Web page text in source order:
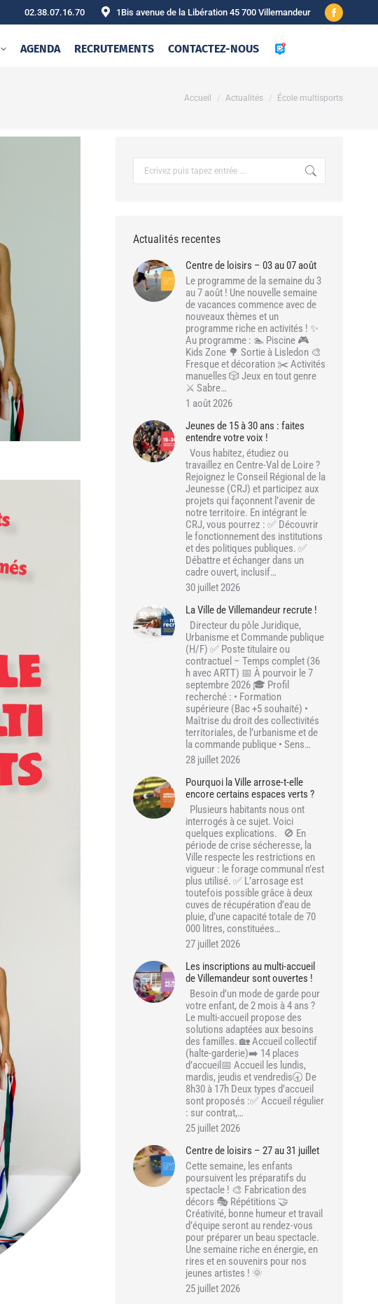
02.38.07.16.70 1Bis avenue de la Libération 45 700 Villemandeur
Facebook
new
AGENDA RECRUTEMENTS CONTACTEZ-NOUS
Vous êtes ici :
Accueil Actualités École multisports
Actualités recentes
Centre de loisirs – 03 au 07 août
Le programme de la semaine du 3
au 7 août ! Une nouvelle semaine
de vacances commence avec de
nouveaux thèmes et un
programme riche en activités ! ✨
Au programme : 🏊 Piscine 🎮
Kids Zone 🌳 Sortie à Lisledon 🎨
Fresque et décoration ✂️ Activités
manuelles 🎲 Jeux en tout genre
⚔️ Sabre…
1 août 2026
Jeunes de 15 à 30 ans : faites
entendre votre voix !
Vous habitez, étudiez ou
travaillez en Centre-Val de Loire ?
Rejoignez le Conseil Régional de la
Jeunesse (CRJ) et participez aux
projets qui façonnent l’avenir de
notre territoire. En intégrant le
CRJ, vous pourrez : ✅ Découvrir
le fonctionnement des institutions
et des politiques publiques. ✅
Débattre et échanger dans un
cadre ouvert, inclusif…
30 juillet 2026
La Ville de Villemandeur recrute !
Directeur du pôle Juridique,
Urbanisme et Commande publique
(H/F) ✅ Poste titulaire ou
contractuel – Temps complet (36
h avec ARTT) 📅 À pourvoir le 7
septembre 2026 🎓 Profil
recherché : • Formation
supérieure (Bac +5 souhaité) •
Maîtrise du droit des collectivités
territoriales, de l’urbanisme et de
la commande publique • Sens…
28 juillet 2026
Pourquoi la Ville arrose-t-elle
encore certains espaces verts ?
Plusieurs habitants nous ont
interrogés à ce sujet. Voici
quelques explications. 🚫 En
période de crise sécheresse, la
Ville respecte les restrictions en
vigueur : le forage communal n’est
plus utilisé. ✅ L’arrosage est
toutefois possible grâce à deux
cuves de récupération d’eau de
pluie, d’une capacité totale de 70
000 litres, constituées…
27 juillet 2026
Les inscriptions au multi-accueil
de Villemandeur sont ouvertes !
Besoin d’un mode de garde pour
votre enfant, de 2 mois à 4 ans ?
Le multi-accueil propose des
solutions adaptées aux besoins
des familles. 🏡 Accueil collectif
(halte-garderie)➡️ 14 places
d’accueil📅 Accueil les lundis,
mardis, jeudis et vendredis🕣 De
8h30 à 17h Deux types d’accueil
sont proposés :✅ Accueil régulier
: sur contrat,…
25 juillet 2026
Centre de loisirs – 27 au 31 juillet
Cette semaine, les enfants
poursuivent les préparatifs du
spectacle ! 🎨 Fabrication des
décors 🎭 Répétitions 🤝
Créativité, bonne humeur et travail
d’équipe seront au rendez-vous
pour préparer un beau spectacle.
Une semaine riche en énergie, en
rires et en souvenirs pour nos
jeunes artistes ! 🌞
25 juillet 2026